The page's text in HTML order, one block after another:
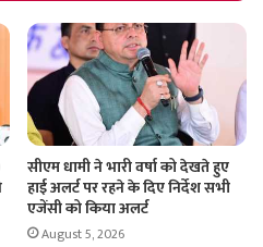
सीएम धामी ने भारी वर्षा को देखते हुए
हाई अलर्ट पर रहने के दिए निर्देश सभी
एजेंसी को किया अलर्ट
August 5, 2026